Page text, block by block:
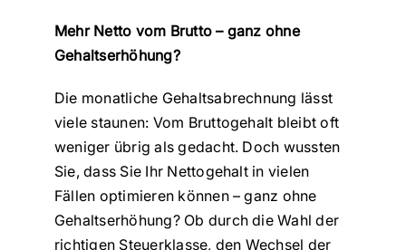
Mehr Netto vom Brutto – ganz ohne
Gehaltserhöhung?
Die monatliche Gehaltsabrechnung lässt
viele staunen: Vom Bruttogehalt bleibt oft
weniger übrig als gedacht. Doch wussten
Sie, dass Sie Ihr Nettogehalt in vielen
Fällen optimieren können – ganz ohne
Gehaltserhöhung? Ob durch die Wahl der
richtigen Steuerklasse, den Wechsel der